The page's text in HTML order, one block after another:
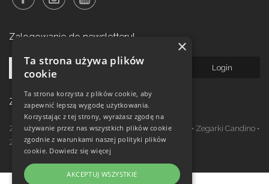
Zalogowanie do newsletteru!
Zegarki w ofercie
Zegarki Festina•Zegarki Kronaby•Zegarki Jaguar • Zegarki Candino •
Zegarki Lotus•Zegarki Calypso
×
Ta strona używa plików
cookie
Ta strona korzysta z plików cookie, aby
zapewnić lepszą wygodę użytkowania.
Korzystając z tej strony, wyrażasz zgodę na
używanie przez nas wszystkich plików cookie
zgodnie z warunkami naszej polityki plików
cookie. Dowiedz się więcej
AKCEPTUJ WSZYSTKIE